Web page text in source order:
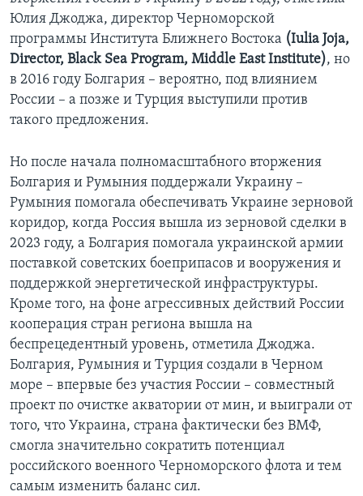
Юлия Джоджа, директор Черноморской
программы Института Ближнего Востока (Iulia Joja,
Director, Black Sea Program, Middle East Institute), но
в 2016 году Болгария – вероятно, под влиянием
России – а позже и Турция выступили против
такого предложения.
Но после начала полномасштабного вторжения
Болгария и Румыния поддержали Украину –
Румыния помогала обеспечивать Украине зерновой
коридор, когда Россия вышла из зерновой сделки в
2023 году, а Болгария помогала украинской армии
поставкой советских боеприпасов и вооружения и
поддержкой энергетической инфраструктуры.
Кроме того, на фоне агрессивных действий России
кооперация стран региона вышла на
беспрецедентный уровень, отметила Джоджа.
Болгария, Румыния и Турция создали в Черном
море – впервые без участия России – совместный
проект по очистке акватории от мин, и выиграли от
того, что Украина, страна фактически без ВМФ,
смогла значительно сократить потенциал
российского военного Черноморского флота и тем
самым изменить баланс сил.